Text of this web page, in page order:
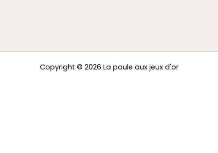
Copyright © 2026 La poule aux jeux d'or